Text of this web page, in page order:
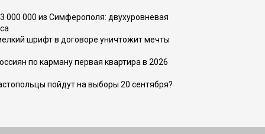
000 000 из Симферополя: двухуровневая
шрифт в договоре уничтожит мечты
по карману первая квартира в 2026
пойдут на выборы 20 сентября?